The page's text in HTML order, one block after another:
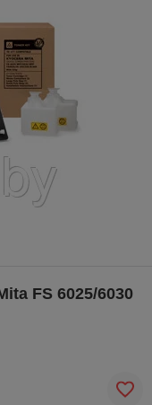
FS 6025/6030